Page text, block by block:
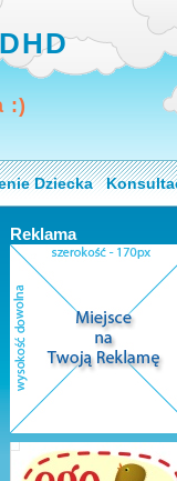
:)
Dziecka
Reklama